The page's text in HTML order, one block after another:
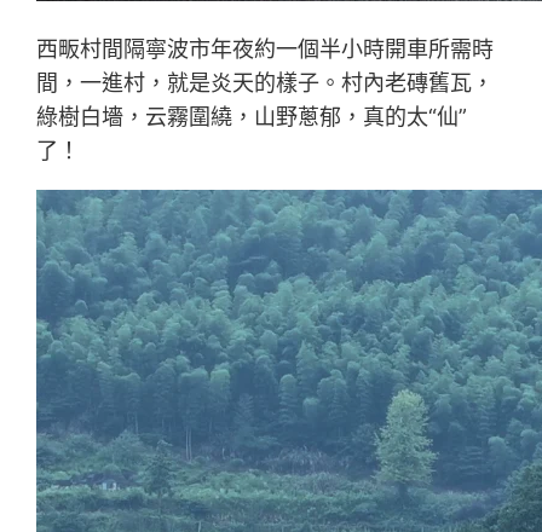
西畈村間隔寧波市年夜約一個半小時開車所需時
間，一進村，就是炎天的樣子。村內老磚舊瓦，
綠樹白墻，云霧圍繞，山野蔥郁，真的太“仙”
了！